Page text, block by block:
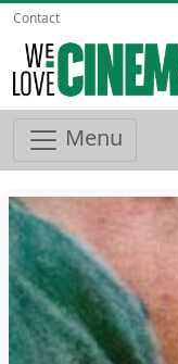
Contact
Menu